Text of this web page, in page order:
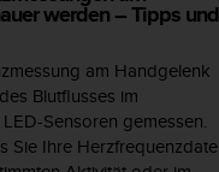
werden – Tipps und
am Handgelenk
Blutflusses im
Sensoren gemessen.
Sie Ihre